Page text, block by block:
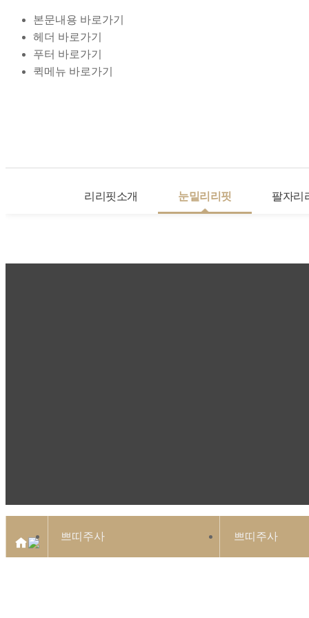
본문내용 바로가기
헤더 바로가기
푸터 바로가기
퀵메뉴 바로가기
리리핏소개 눈밑리리핏 팔자리
쁘띠주사 쁘띠주사